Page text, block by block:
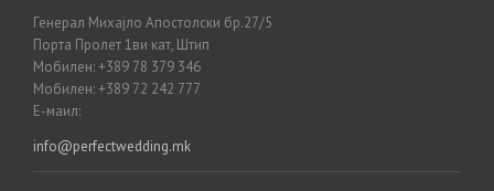
Генерал Михајло Апостолски бр.27/5
Порта Пролет 1ви кат, Штип
Мобилен: +389 78 379 346
Мобилен: +389 72 242 777
Е-маил:
info@perfectwedding.mk